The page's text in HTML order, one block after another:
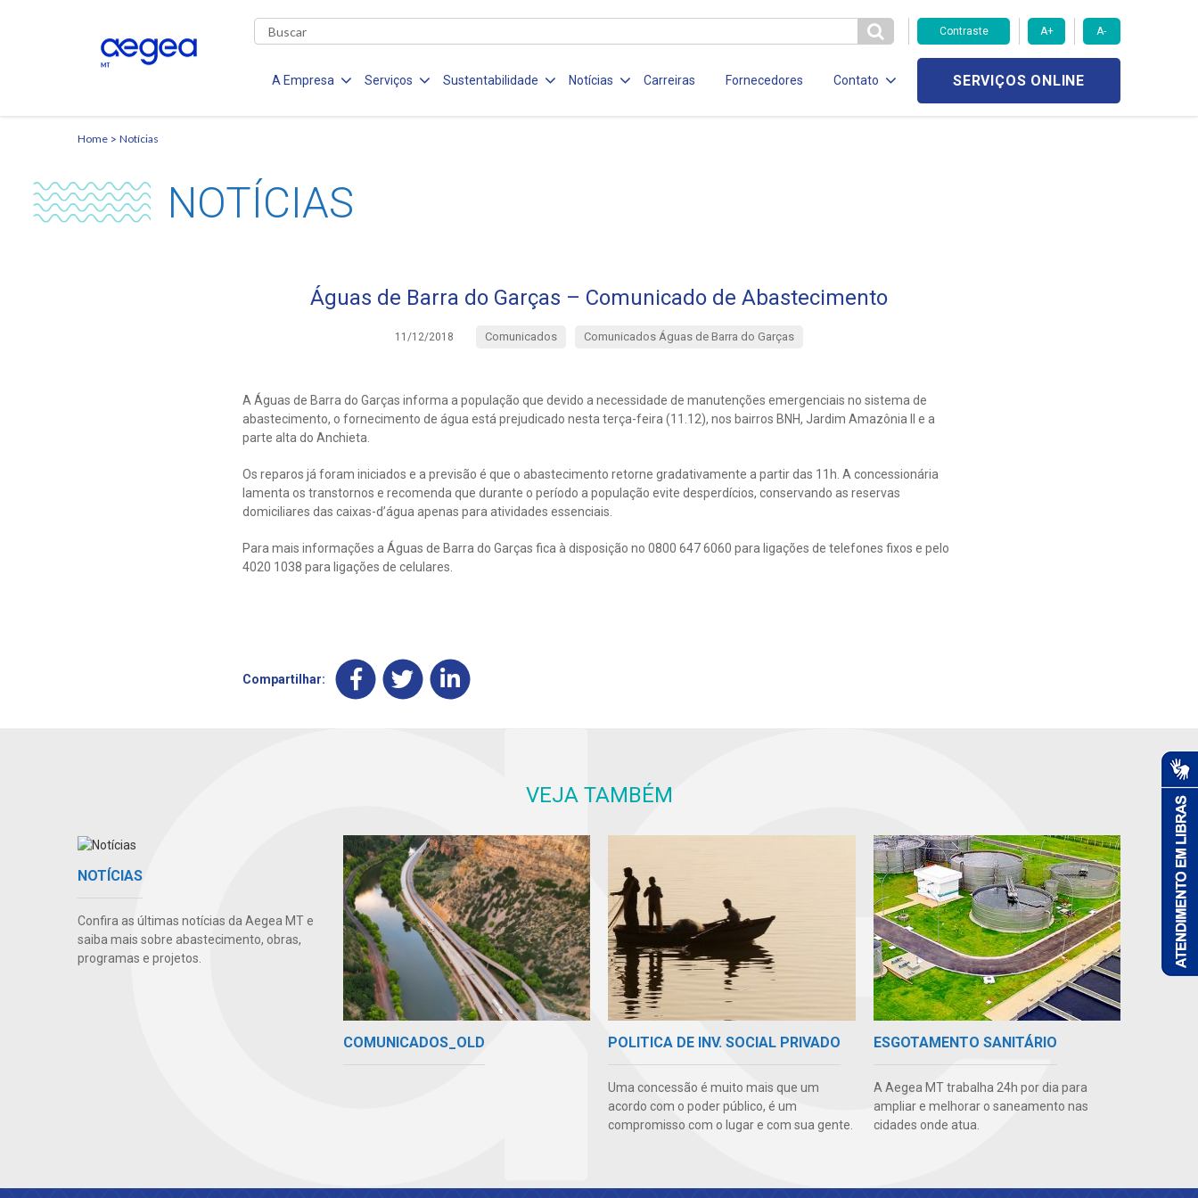
Contraste A+ A-
A Empresa Serviços Sustentabilidade Notícias Carreiras Fornecedores Contato SERVIÇOS ONLINE
Home Notícias
NOTÍCIAS
Águas de Barra do Garças – Comunicado de Abastecimento
11/12/2018 Comunicados Comunicados Águas de Barra do Garças
A Águas de Barra do Garças informa a população que devido a necessidade de manutenções emergenciais no sistema de
abastecimento, o fornecimento de água está prejudicado nesta terça-feira (11.12), nos bairros BNH, Jardim Amazônia II e a
parte alta do Anchieta.
Os reparos já foram iniciados e a previsão é que o abastecimento retorne gradativamente a partir das 11h. A concessionária
lamenta os transtornos e recomenda que durante o período a população evite desperdícios, conservando as reservas
domiciliares das caixas-d’água apenas para atividades essenciais.
Para mais informações a Águas de Barra do Garças fica à disposição no 0800 647 6060 para ligações de telefones fixos e pelo
4020 1038 para ligações de celulares.
Compartilhar:
VEJA TAMBÉM
NOTÍCIAS
Confira as últimas notícias da Aegea MT e
saiba mais sobre abastecimento, obras,
programas e projetos.
COMUNICADOS_OLD POLITICA DE INV. SOCIAL PRIVADO
Uma concessão é muito mais que um
acordo com o poder público, é um
compromisso com o lugar e com sua gente.
ESGOTAMENTO SANITÁRIO
A Aegea MT trabalha 24h por dia para
ampliar e melhorar o saneamento nas
cidades onde atua.